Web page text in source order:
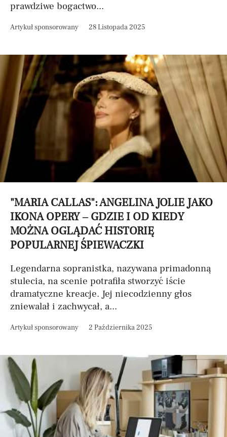
prawdziwe bogactwo...
Artykuł sponsorowany 28 Listopada 2025
"MARIA CALLAS": ANGELINA JOLIE JAKO
IKONA OPERY – GDZIE I OD KIEDY
MOŻNA OGLĄDAĆ HISTORIĘ
POPULARNEJ ŚPIEWACZKI
Legendarna sopranistka, nazywana primadonną
stulecia, na scenie potrafiła stworzyć iście
dramatyczne kreacje. Jej niecodzienny głos
zniewalał i zachwycał, a...
Artykuł sponsorowany 2 Października 2025